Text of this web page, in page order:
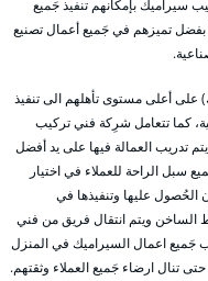
سيراميك بإمكانهم تنفيذ جَميع
بفضل تميزهم في جَميع أعمال تصنيع
أعلى مستوى تأهلهم الى تنفيذ
كما تتعامل شرِكة فني تركيب
تدريب العمالة فيها على يد أفضل
سبل الراحة للعملاء في اختيار
الحُصول عليها وتنفيذها في
الساخن ويتم انتقال فريق من فني
اعمال السيراميك في المنزل
تنال ارضاء جَميع العملاء وثقتهم.